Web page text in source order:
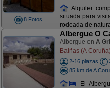
8 Fotos
Alquiler
situada para
rodeada de
Albergue O
Albergue en A
Baiñas (A Coruña)
2-16 plazas
85 km de A
El